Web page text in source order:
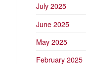
July 2025
June 2025
May 2025
February 2025